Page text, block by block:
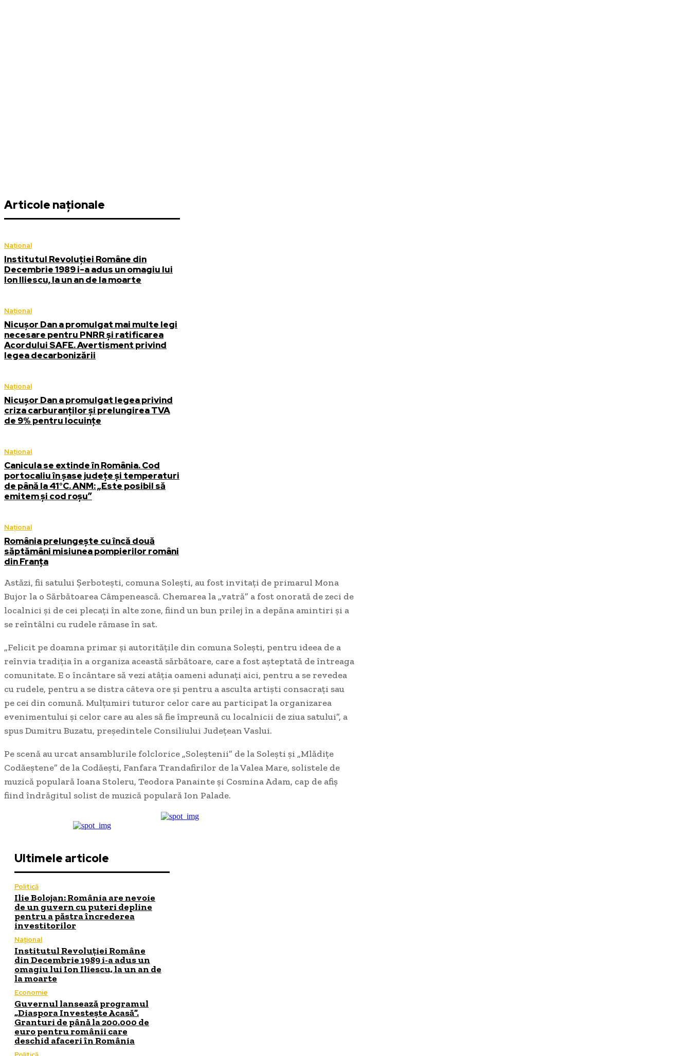
Articole naționale
Național
Institutul Revoluției Române din
Decembrie 1989 i-a adus un omagiu lui
Ion Iliescu, la un an de la moarte
Național
Nicușor Dan a promulgat mai multe legi
necesare pentru PNRR și ratificarea
Acordului SAFE. Avertisment privind
legea decarbonizării
Național
Nicușor Dan a promulgat legea privind
criza carburanților și prelungirea TVA
de 9% pentru locuințe
Național
Canicula se extinde în România. Cod
portocaliu în șase județe și temperaturi
de până la 41°C. ANM: „Este posibil să
emitem și cod roșu”
Național
România prelungește cu încă două
săptămâni misiunea pompierilor români
din Franța
Astăzi, fii satului Șerbotești, comuna Solești, au fost invitați de primarul Mona
Bujor la o Sărbătoarea Câmpenească. Chemarea la „vatră” a fost onorată de zeci de
localnici și de cei plecați în alte zone, fiind un bun prilej în a depăna amintiri și a
se reîntâlni cu rudele rămase în sat.
„Felicit pe doamna primar și autoritățile din comuna Solești, pentru ideea de a
reînvia tradiția în a organiza această sărbătoare, care a fost așteptată de întreaga
comunitate. E o încântare să vezi atâția oameni adunați aici, pentru a se revedea
cu rudele, pentru a se distra câteva ore și pentru a asculta artiști consacrați sau
pe cei din comună. Mulțumiri tuturor celor care au participat la organizarea
evenimentului și celor care au ales să fie împreună cu localnicii de ziua satului”, a
spus Dumitru Buzatu, președintele Consiliului Județean Vaslui.
Pe scenă au urcat ansamblurile folclorice „Soleștenii” de la Solești și „Mlădițe
Codăeștene” de la Codăești, Fanfara Trandafirilor de la Valea Mare, solistele de
muzică populară Ioana Stoleru, Teodora Panainte și Cosmina Adam, cap de afiș
fiind îndrăgitul solist de muzică populară Ion Palade.
Ultimele articole
Politică
Ilie Bolojan: România are nevoie
de un guvern cu puteri depline
pentru a păstra încrederea
investitorilor
Național
Institutul Revoluției Române
din Decembrie 1989 i-a adus un
omagiu lui Ion Iliescu, la un an de
la moarte
Economie
Guvernul lansează programul
„Diaspora Investește Acasă”.
Granturi de până la 200.000 de
euro pentru românii care
deschid afaceri în România